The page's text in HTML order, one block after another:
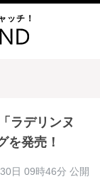
ッチ！
ラデリンヌ
を発売！
日 09時46分 公開